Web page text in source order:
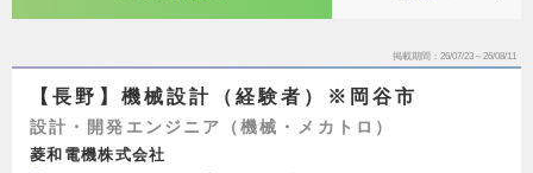
掲載期間 26/07/23～26/08/11
【長野】機械設計（経験者）※岡谷市
設計・開発エンジニア（機械・メカトロ）
菱和電機株式会社